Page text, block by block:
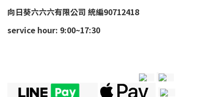
向日葵六六六有限公司 統編90712418
service hour: 9:00~17:30